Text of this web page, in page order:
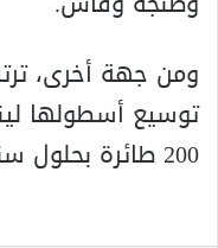
ومن جهة أخرى،
200 طائرة بحلول سنة 2037.